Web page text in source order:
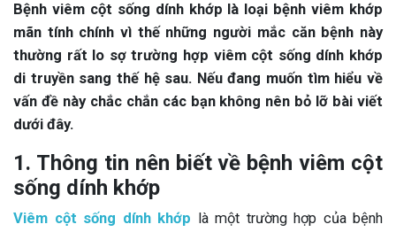
Bệnh viêm cột sống dính khớp là loại bệnh viêm khớp
mãn tính chính vì thế những người mắc căn bệnh này
thường rất lo sợ trường hợp viêm cột sống dính khớp
di truyền sang thế hệ sau. Nếu đang muốn tìm hiểu về
vấn đề này chắc chắn các bạn không nên bỏ lỡ bài viết
dưới đây.
1. Thông tin nên biết về bệnh viêm cột
sống dính khớp
Viêm cột sống dính khớp là một trường hợp của bệnh